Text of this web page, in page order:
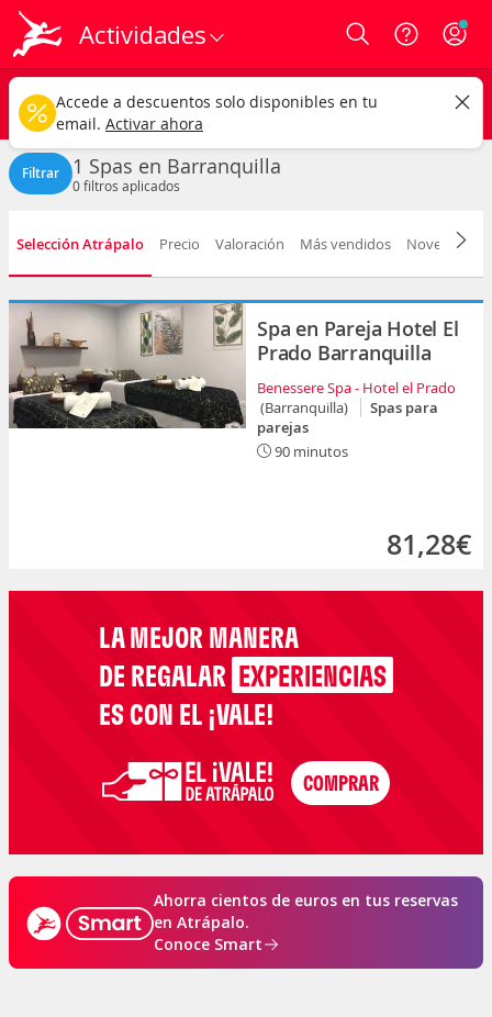
Actividades Login
Barranquilla ciudad
Spas Cualquier fecha
CAMBIAR
Filtrar 1 Spas en Barranquilla
0filtros aplicados
Selección Atrápalo Precio Valoración Más vendidos Novedad
Spa en Pareja Hotel El
Prado Barranquilla
Benessere Spa - Hotel el Prado
(Barranquilla)
Spas para
parejas
90 minutos
81,28€
LA MEJOR MANERA
DE REGALAR EXPERIENCIAS
ES CON EL ¡VALE!
Ahorra cientos de euros en tus reservas
en Atrápalo.
Conoce Smart
Accede a descuentos solo disponibles en tu
email. Activar ahora